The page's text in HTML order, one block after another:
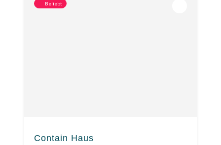
Beliebt
Contain Haus